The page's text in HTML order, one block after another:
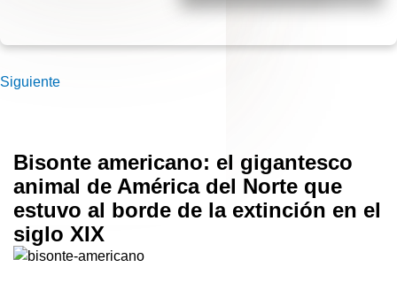
Siguiente
Bisonte americano: el gigantesco
animal de América del Norte que
estuvo al borde de la extinción en el
siglo XIX